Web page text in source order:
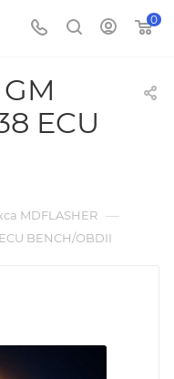
0
ECU
MDFLASHER —
BENCH/OBDII